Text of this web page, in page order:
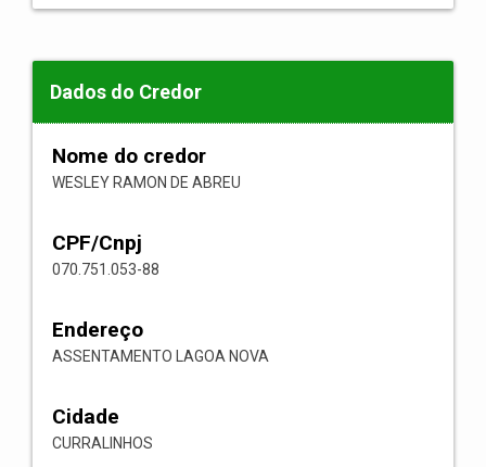
Dados do Credor
Nome do credor
WESLEY RAMON DE ABREU
CPF/Cnpj
070.751.053-88
Endereço
ASSENTAMENTO LAGOA NOVA
Cidade
CURRALINHOS